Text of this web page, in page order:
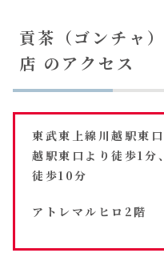
貢茶（ゴンチャ
店 のアクセス
東武東上線川越駅東
越駅東口より徒歩1分
徒歩10分
アトレマルヒロ2階